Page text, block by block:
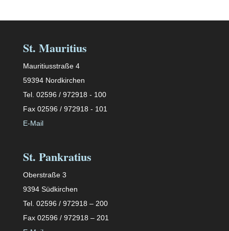
St. Mauritius
Mauritiusstraße 4
59394 Nordkirchen
Tel. 02596 / 972918 - 100
Fax 02596 / 972918 - 101
E-Mail
St. Pankratius
Oberstraße 3
9394 Südkirchen
Tel. 02596 / 972918 – 200
Fax 02596 / 972918 – 201